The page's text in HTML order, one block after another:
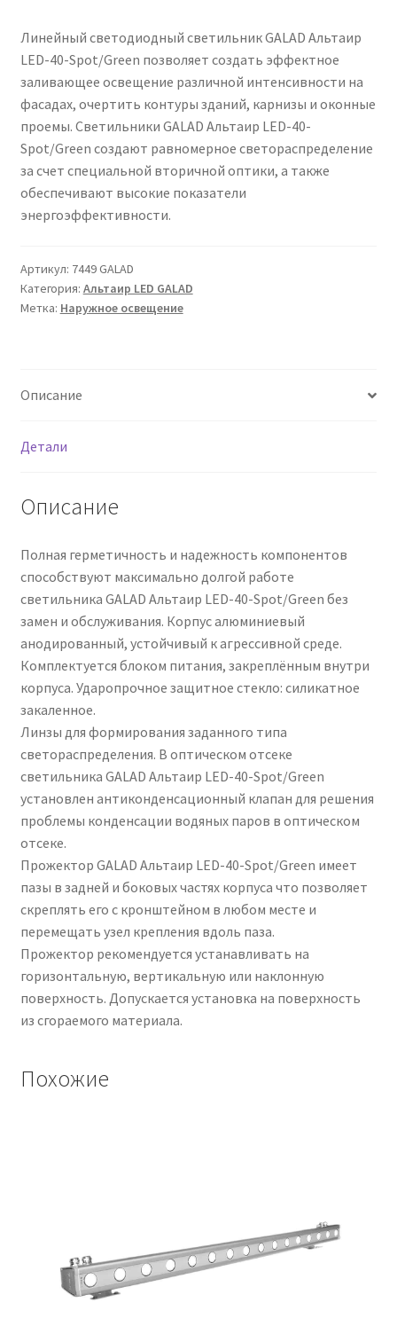
Политика конфиденциальности
Сертификаты
Таблица выбора вводного щитка
Линейный светодиодный светильник GALAD Альтаир
LED-40-Spot/Green позволяет создать эффектное
заливающее освещение различной интенсивности на
фасадах, очертить контуры зданий, карнизы и оконные
проемы. Светильники GALAD Альтаир LED-40-
Spot/Green создают равномерное светораспределение
за счет специальной вторичной оптики, а также
обеспечивают высокие показатели
энергоэффективности.
Артикул: 7449 GALAD
Категория: Альтаир LED GALAD
Метка: Наружное освещение
Описание
Детали
Описание
Полная герметичность и надежность компонентов
способствуют максимально долгой работе
светильника GALAD Альтаир LED-40-Spot/Green без
замен и обслуживания. Корпус алюминиевый
анодированный, устойчивый к агрессивной среде.
Комплектуется блоком питания, закреплённым внутри
корпуса. Ударопрочное защитное стекло: силикатное
закаленное.
Линзы для формирования заданного типа
светораспределения. В оптическом отсеке
светильника GALAD Альтаир LED-40-Spot/Green
установлен антиконденсационный клапан для решения
проблемы конденсации водяных паров в оптическом
отсеке.
Прожектор GALAD Альтаир LED-40-Spot/Green имеет
пазы в задней и боковых частях корпуса что позволяет
скреплять его с кронштейном в любом месте и
перемещать узел крепления вдоль паза.
Прожектор рекомендуется устанавливать на
горизонтальную, вертикальную или наклонную
поверхность. Допускается установка на поверхность
из сгораемого материала.
Похожие